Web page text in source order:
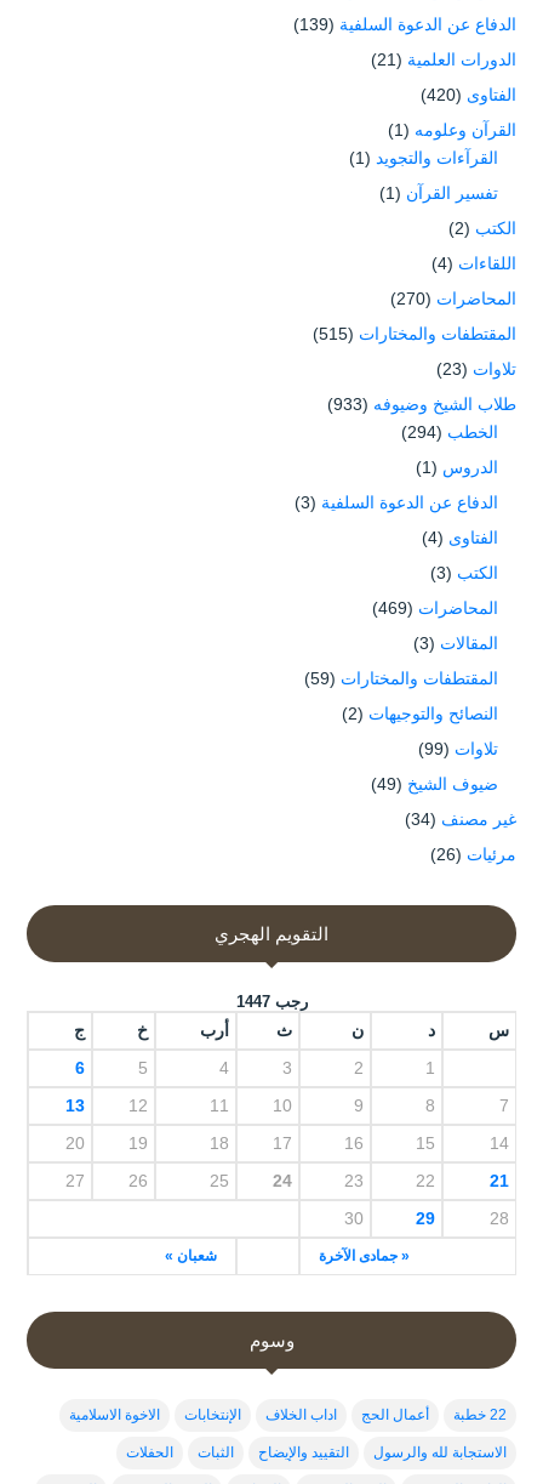
الدفاع عن الدعوة السلفية (139)
الدورات العلمية (21)
الفتاوى (420)
القرآن وعلومه (1)
القرآءات والتجويد (1)
تفسير القرآن (1)
الكتب (2)
اللقاءات (4)
المحاضرات (270)
المقتطفات والمختارات (515)
تلاوات (23)
طلاب الشيخ وضيوفه (933)
الخطب (294)
الدروس (1)
الدفاع عن الدعوة السلفية (3)
الفتاوى (4)
الكتب (3)
المحاضرات (469)
المقالات (3)
المقتطفات والمختارات (59)
النصائح والتوجيهات (2)
تلاوات (99)
ضيوف الشيخ (49)
غير مصنف (34)
مرئيات (26)
التقويم الهجري
رجب 1447
س د ن ث أرب خ ج
« جمادى الآخرة شعبان »
1
2
3
4
5
6
7
8
9
10
11
12
13
14
15
16
17
18
19
20
21
22
23
24
25
26
27
28
29
30
وسوم
22 خطبة أعمال الحج اداب الخلاف الإنتخابات الاخوة الاسلامية
الاستجابة لله والرسول التقييد والإيضاح الثبات الحفلات